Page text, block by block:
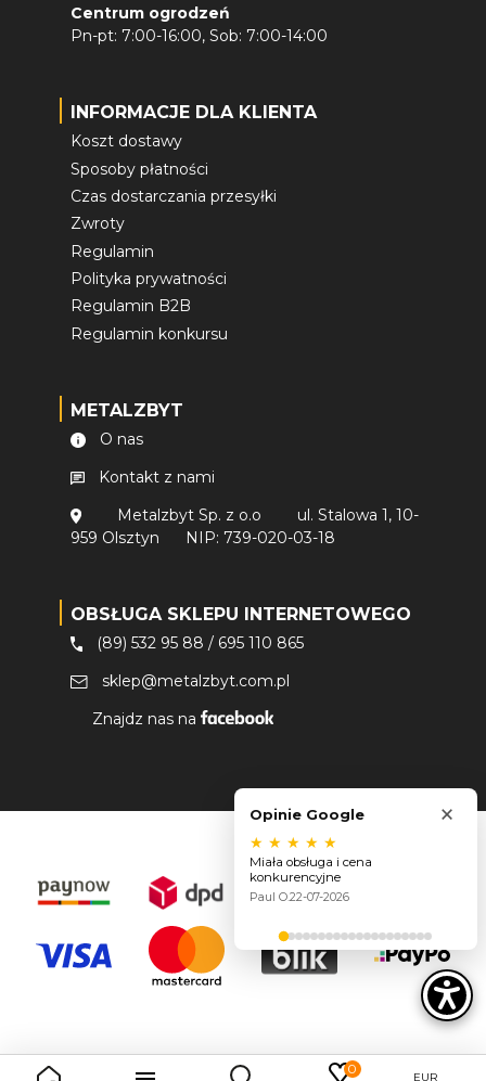
0
EUR
Centrum ogrodzeń
Pn-pt: 7:00-16:00, Sob: 7:00-14:00
INFORMACJE DLA KLIENTA
Koszt dostawy
Sposoby płatności
Czas dostarczania przesyłki
Zwroty
Regulamin
Polityka prywatności
Regulamin B2B
Regulamin konkursu
METALZBYT
O nas
Kontakt z nami
Metalzbyt Sp. z o.o
ul. Stalowa 1, 10-
959 Olsztyn
NIP: 739-020-03-18
OBSŁUGA SKLEPU INTERNETOWEGO
(89) 532 95 88 / 695 110 865
sklep@metalzbyt.com.pl
Znajdz nas na
Opinie Google ×
★ ★ ★ ★ ★
Miała obsługa i cena
konkurencyjne
Paul O.22-07-2026